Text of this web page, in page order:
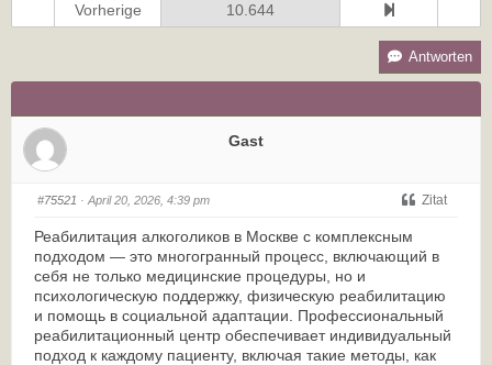
Vorherige
10.644
Antworten
Gast
#75521 · April 20, 2026, 4:39 pm Zitat
Реабилитация алкоголиков в Москве с комплексным
подходом — это многогранный процесс, включающий в
себя не только медицинские процедуры, но и
психологическую поддержку, физическую реабилитацию
и помощь в социальной адаптации. Профессиональный
реабилитационный центр обеспечивает индивидуальный
подход к каждому пациенту, включая такие методы, как